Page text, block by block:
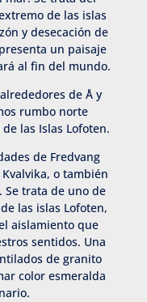
de las islas
y desecación de
un paisaje
al fin del mundo.
de Å y
rumbo norte
las Islas Lofoten.
de Fredvang
o también
Se trata de uno de
las islas Lofoten,
aislamiento que
sentidos. Una
de granito
color esmeralda